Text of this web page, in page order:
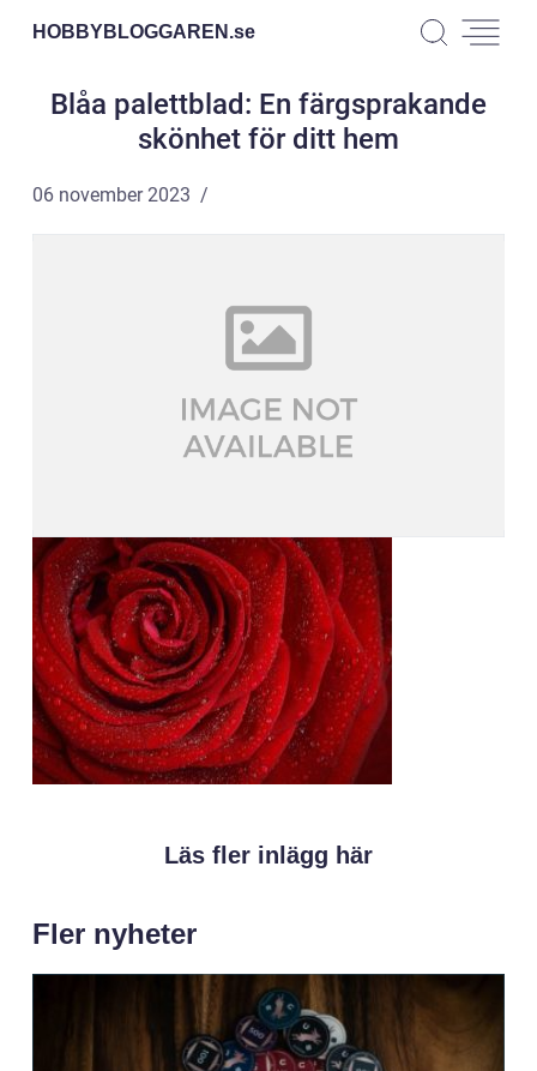
HOBBYBLOGGAREN.se
Blåa palettblad: En färgsprakande
skönhet för ditt hem
06 november 2023
Läs fler inlägg här
Fler nyheter